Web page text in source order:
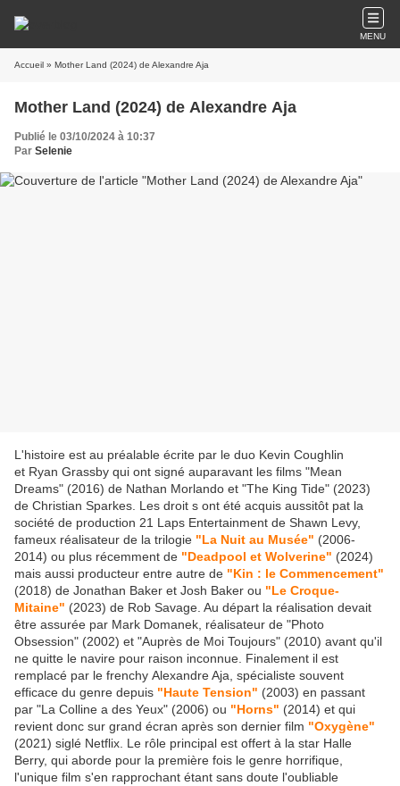
MENU
Accueil » Mother Land (2024) de Alexandre Aja
Mother Land (2024) de Alexandre Aja
Publié le 03/10/2024 à 10:37
Par Selenie
L'histoire est au préalable écrite par le duo Kevin Coughlin
et Ryan Grassby qui ont signé auparavant les films "Mean
Dreams" (2016) de Nathan Morlando et "The King Tide" (2023)
de Christian Sparkes. Les droit s ont été acquis aussitôt pat la
société de production 21 Laps Entertainment de Shawn Levy,
fameux réalisateur de la trilogie "La Nuit au Musée" (2006-
2014) ou plus récemment de "Deadpool et Wolverine" (2024)
mais aussi producteur entre autre de "Kin : le Commencement"
(2018) de Jonathan Baker et Josh Baker ou "Le Croque-
Mitaine" (2023) de Rob Savage. Au départ la réalisation devait
être assurée par Mark Domanek, réalisateur de "Photo
Obsession" (2002) et "Auprès de Moi Toujours" (2010) avant qu'il
ne quitte le navire pour raison inconnue. Finalement il est
remplacé par le frenchy Alexandre Aja, spécialiste souvent
efficace du genre depuis "Haute Tension" (2003) en passant
par "La Colline a des Yeux" (2006) ou "Horns" (2014) et qui
revient donc sur grand écran après son dernier film "Oxygène"
(2021) siglé Netflix. Le rôle principal est offert à la star Halle
Berry, qui aborde pour la première fois le genre horrifique,
l'unique film s'en rapprochant étant sans doute l'oubliable